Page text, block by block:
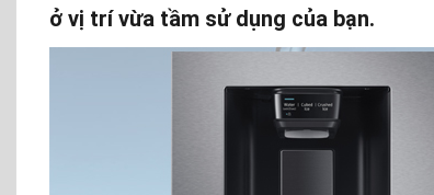
ở vị trí vừa tầm sử dụng của bạn.